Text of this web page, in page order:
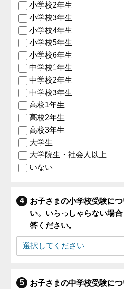
小学校2年生
小学校3年生
小学校4年生
小学校5年生
小学校6年生
中学校1年生
中学校2年生
中学校3年生
高校1年生
高校2年生
高校3年生
大学生
大学院生・社会人以上
いない
お子さまの小学校受験に
い。いらっしゃらない場
答ください。
お子さまの中学校受験に